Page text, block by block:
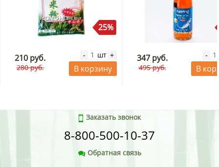
25%
210 руб.
280 руб.
- шт +
В корзину
347 руб.
495 руб.
-
В
Заказать звонок
8-800-500-10-37
Обратная связь